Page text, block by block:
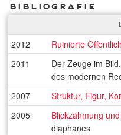
Bibliografie
2012 Ruinierte
2011
Der Zeuge im
des modernen
2007
Struktur, Figur,
2005
Blickzähmung
diaphanes